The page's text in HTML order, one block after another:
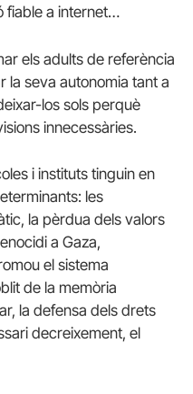
fiable a internet…
els adults de referència
la seva autonomia tant a
los sols perquè
innecessàries.
i instituts tinguin en
les
la pèrdua dels valors
a Gaza,
el sistema
de la memòria
la defensa dels drets
decreixement, el